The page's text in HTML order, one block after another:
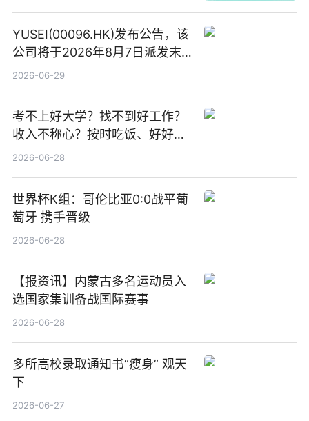
YUSEI(00096.HK)发布公告，该
公司将于2026年8月7日派发末
期股息每股人民币0.013元 每日
2026-06-29
考不上好大学？找不到好工作？
收入不称心？按时吃饭、好好睡
觉
2026-06-28
世界杯K组：哥伦比亚0:0战平葡
萄牙 携手晋级
2026-06-28
【报资讯】内蒙古多名运动员入
选国家集训备战国际赛事
2026-06-28
多所高校录取通知书“瘦身” 观天
下
2026-06-27